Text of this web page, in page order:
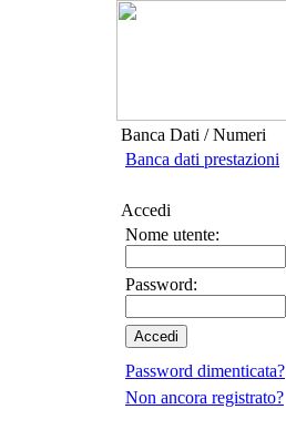
Banca Dati / Numeri
Banca dati prestazioni
Accedi
Nome utente:
Password:
Password dimenticata?
Non ancora registrato?